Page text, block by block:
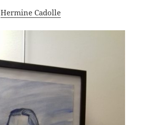
Hermine Cadolle